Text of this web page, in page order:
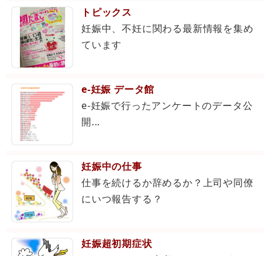
トピックス
妊娠中、不妊に関わる最新情報を集め
ています
e-妊娠 データ館
e-妊娠で行ったアンケートのデータ公
開...
妊娠中の仕事
仕事を続けるか辞めるか？上司や同僚
にいつ報告する？
妊娠超初期症状